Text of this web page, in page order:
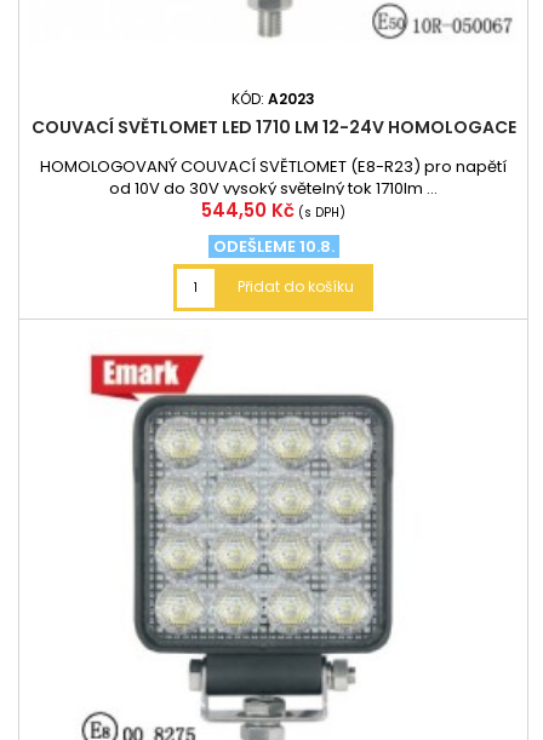
KÓD: A2023
COUVACÍ SVĚTLOMET LED 1710 LM 12-24V HOMOLOGACE
HOMOLOGOVANÝ COUVACÍ SVĚTLOMET (E8-R23) pro napětí
od 10V do 30V vysoký světelný tok 1710lm ...
Cena
544,50 Kč (s DPH)
ODEŠLEME 10.8.
Přidat do košíku